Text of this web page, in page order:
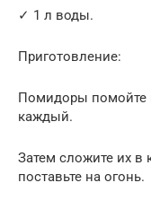
✓ 1 л воды.
Приготовление:
Помидоры помойте
каждый.
Затем сложите их в
поставьте на огонь.